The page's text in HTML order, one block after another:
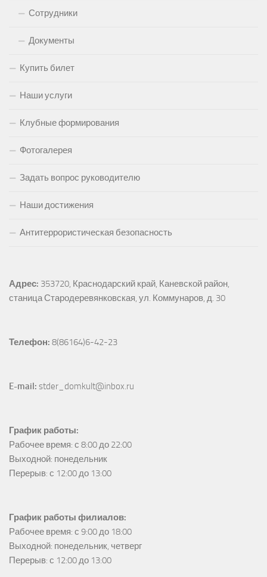
Сотрудники
Документы
Купить билет
Наши услуги
Клубные формирования
Фотогалерея
Задать вопрос руководителю
Наши достижения
Антитеррористическая безопасность
Адрес: 353720, Краснодарский край, Каневской район,
станица Стародеревянковская, ул. Коммунаров, д. 30
Телефон: 8(86164)6-42-23
E-mail: stder_domkult@inbox.ru
График работы:
Рабочее время: с 8:00 до 22:00
Выходной: понедельник
Перерыв: с 12:00 до 13:00
График работы филиалов:
Рабочее время: с 9:00 до 18:00
Выходной: понедельник, четверг
Перерыв: с 12:00 до 13:00